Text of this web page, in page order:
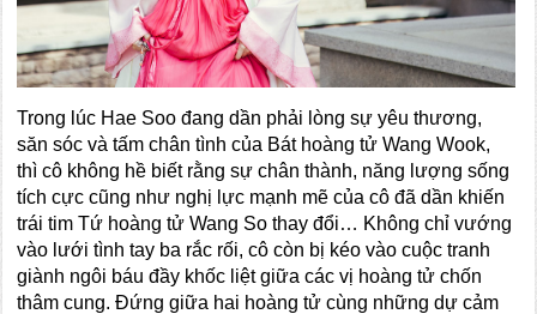
Trong lúc Hae Soo đang dần phải lòng sự yêu thương,
săn sóc và tấm chân tình của Bát hoàng tử Wang Wook,
thì cô không hề biết rằng sự chân thành, năng lượng sống
tích cực cũng như nghị lực mạnh mẽ của cô đã dần khiến
trái tim Tứ hoàng tử Wang So thay đổi… Không chỉ vướng
vào lưới tình tay ba rắc rối, cô còn bị kéo vào cuộc tranh
giành ngôi báu đầy khốc liệt giữa các vị hoàng tử chốn
thâm cung. Đứng giữa hai hoàng tử cùng những dự cảm